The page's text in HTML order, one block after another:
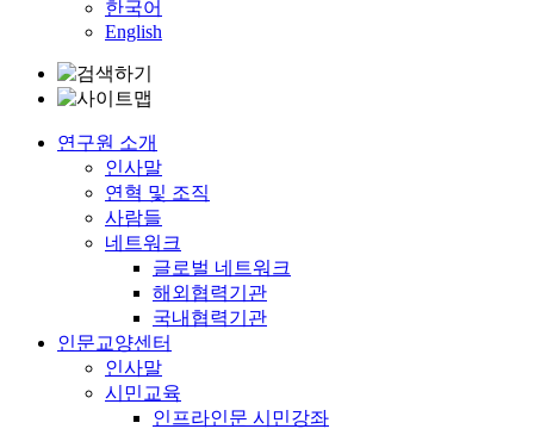
한국어
English
연구원 소개
인사말
연혁 및 조직
사람들
네트워크
글로벌 네트워크
해외협력기관
국내협력기관
인문교양센터
인사말
시민교육
인프라인문 시민강좌